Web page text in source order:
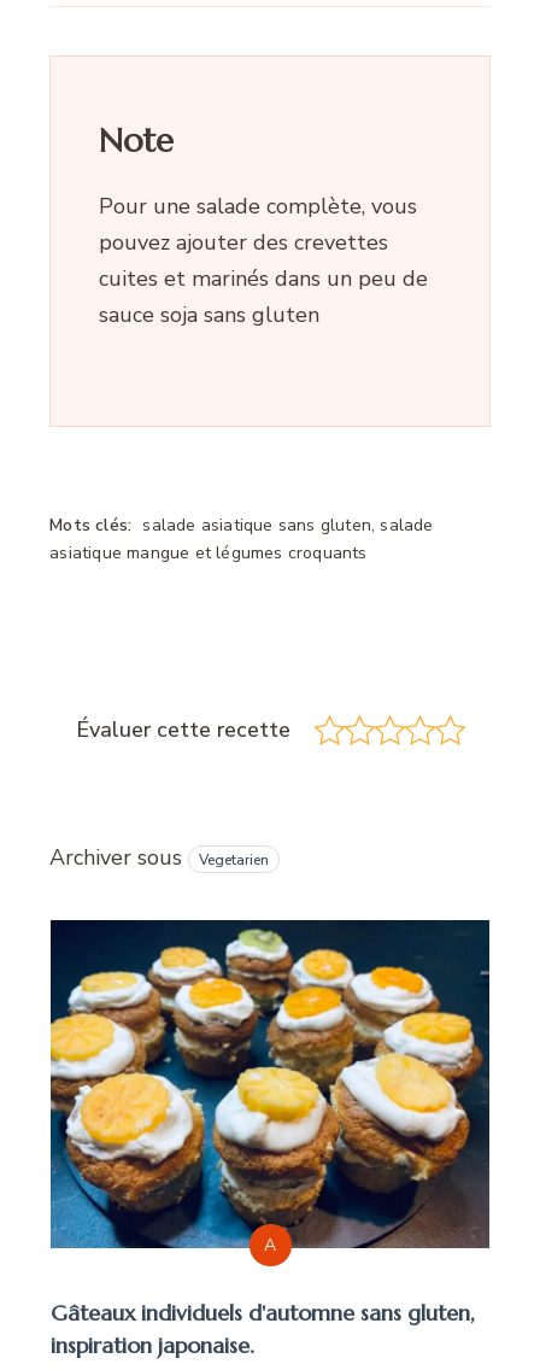
Note
Pour une salade complète, vous
pouvez ajouter des crevettes
cuites et marinés dans un peu de
sauce soja sans gluten
Mots clés: salade asiatique sans gluten, salade
asiatique mangue et légumes croquants
Évaluer cette recette
Archiver sous Vegetarien
A
Gâteaux individuels d'automne sans gluten,
inspiration japonaise.